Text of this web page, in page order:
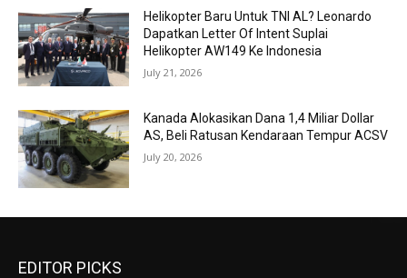
Helikopter Baru Untuk TNI AL? Leonardo
Dapatkan Letter Of Intent Suplai
Helikopter AW149 Ke Indonesia
July 21, 2026
Kanada Alokasikan Dana 1,4 Miliar Dollar
AS, Beli Ratusan Kendaraan Tempur ACSV
July 20, 2026
EDITOR PICKS